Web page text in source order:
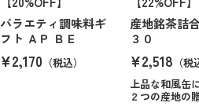
バラエティ調味料ギ
フト ＡＰ ＢＥ
¥2,170 （税込）
産地銘茶詰
３０
¥2,518 （
上品な和風缶
２つの産地の